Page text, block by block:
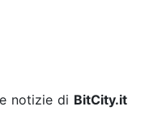
notizie di BitCity.it